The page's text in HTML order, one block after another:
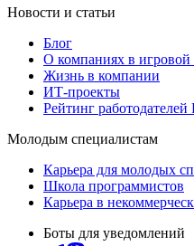
Новости и статьи
Блог
О компаниях в
Жизнь в компании
ИТ-проекты
Рейтинг работодателей
Молодым специалистам
Карьера для молодых
Школа программистов
Карьера в
Боты для уведомлений